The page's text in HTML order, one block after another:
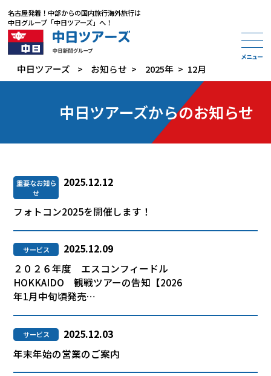
名古屋発着 ！中部からの国内旅行海外旅行は
中日グループ「中日ツアーズ」へ！
中日ツアーズ > お知らせ > 2025年 > 12月
中日ツアーズからのお知らせ
重要なお知ら
せ
2025.12.12
フォトコン2025を開催します！
サービス 2025.12.09
２０２６年度 エスコンフィードル
HOKKAIDO 観戦ツアーの告知【2026
年1月中旬頃発売…
サービス 2025.12.03
年末年始の営業のご案内